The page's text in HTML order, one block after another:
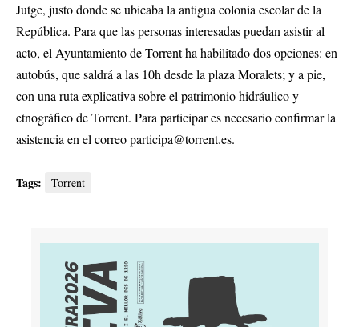
Jutge, justo donde se ubicaba la antigua colonia escolar de la
República. Para que las personas interesadas puedan asistir al
acto, el Ayuntamiento de Torrent ha habilitado dos opciones: en
autobús, que saldrá a las 10h desde la plaza Moralets; y a pie,
con una ruta explicativa sobre el patrimonio hidráulico y
etnográfico de Torrent. Para participar es necesario confirmar la
asistencia en el correoparticipa@torrent.es.
Tags: Torrent